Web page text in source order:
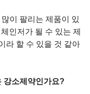
이 팔리는 제품이 있
인저가 될 수 있는 제
라 할 수 있을 것 같아
강소제약인가요?